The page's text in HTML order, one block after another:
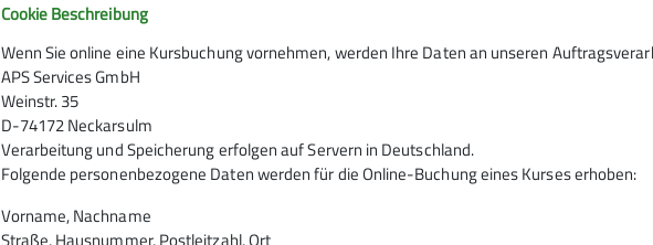
Cookie Beschreibung
Wenn Sie online eine Kursbuchung vornehmen, werden Ihre Daten an unseren
APS Services GmbH
Weinstr. 35
D-74172 Neckarsulm
Verarbeitung und Speicherung erfolgen auf Servern in Deutschland.
Folgende personenbezogene Daten werden für die Online-Buchung eines Kurses erhoben:
Vorname, Nachname